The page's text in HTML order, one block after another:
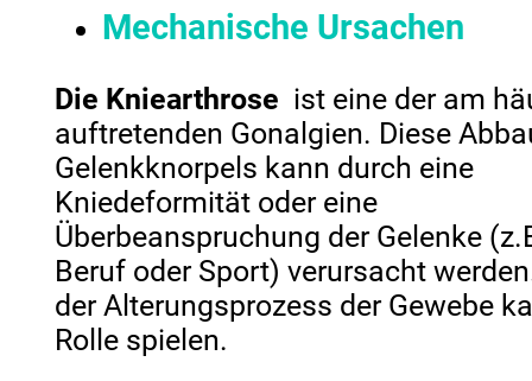
Mechanische Ursachen
Die Kniearthrose ist eine der am
auftretenden Gonalgien. Diese
Gelenkknorpels kann durch eine
Kniedeformität oder eine
Überbeanspruchung der Gelenke
Beruf oder Sport) verursacht
der Alterungsprozess der Gewebe
Rolle spielen.